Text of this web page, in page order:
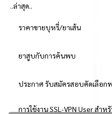
..ล่าสุด..
ราคาขายบุหรี่/ยาเส้น
ยาสูบกับการค้นพบ
ประกาศ รับสมัครสอบคัดเลือก
การใช้งาน SSL-VPN User สำ